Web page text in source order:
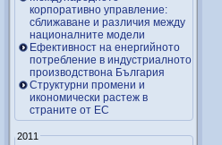
корпоративно управление:
сближаване и различия между
националните модели
Ефективност на енергийното
потребление в индустриалното
производствона България
Структурни промени и
икономически растеж в
страните от ЕС
2011